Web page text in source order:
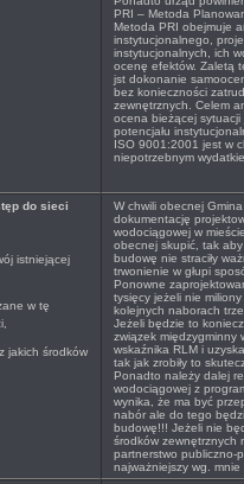
PRI – Metoda
Metoda PRI obejmuje
instytucjonalnego,
instytucjonalnych, ich
ocenę efektów. Zaletą
jst dokonanie
bez konieczności
zewnętrznych. Celem
ocena bieżącej
potencjału
ISO 9001:2001 jest w
niepotrzebnym
do sieci
istniejącej
w tę
jakich środków
W chwili obecnej
dokumentację
wodociągowej w
obecnej skupić, tak
budowę nie straciły
trwonienie w głupi
Ponowne
tysięcy jeżeli nie
kolejnych naborach
Jeżeli będzie to
związek międzygminny
wskaźnika RLM i
tak jak zrobiły to
Ponadto należy dalej
wodociągowej z
wynika, że ma być
nabór ale do tego
budowę!!! Jeżeli nie
środków zewnętrznych
partnerstwo publiczno-
najważniejszy wg. mnie